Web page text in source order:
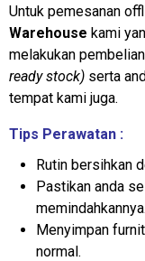
Untuk pemesanan
Warehouse kami
melakukan
ready stock) serta
tempat kami juga.
Tips Perawatan :
Rutin bersihkan
Pastikan anda
memindahkannya.
Menyimpan
normal.